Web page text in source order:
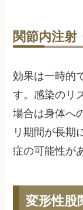
関節内注射
効果は一時的
す。感染のリ
場合は身体へ
リ期間が長期
症の可能性が
変形性股